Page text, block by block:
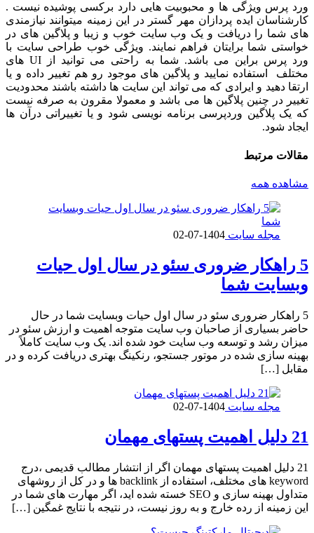
ورد پرس ویژگی ها و محبوبیت هایی دارد برکسی پوشیده نیست .
کارشناسان ایده پردازان مهر گستر در این زمینه میتوانند نیازمندی
های شما را دریافت و یک وب سایت خوب و زیبا و پلاگین های در
خواستی شما برایتان فراهم نمایند. ویژگی خوب طراحی سایت با
ورد پرس براین می باشد. شما به راحتی می توانید از UI های
مختلف استفاده نمایید و پلاگین های موجود رو هم تغییر داده و یا
ارتقا دهید و ایرادی که می تواند این سایت ها داشته باشند محدودیت
تغییر در چنین پلاگین ها می باشد و معمولا مقرون به صرفه نیست
که یک پلاگین وردپرسی برنامه نویسی شود و یا تغییراتی درآن ها
ایجاد شود.
مقالات مرتبط
مشاهده همه
مجله سایت 1404-07-02
5 راهکار ضروری سئو در سال اول حیات
وبسایت شما
5 راهکار ضروری سئو در سال اول حیات وبسایت شما در حال
حاضر بسیاری از صاحبان وب سایت متوجه اهمیت و ارزش سئو در
میزان رشد و توسعه وب سایت خود شده اند. یک وب سایت کاملاً
بهینه سازی شده در موتور جستجو، رنکینگ بهتری دریافت کرده و در
مقابل […]
مجله سایت 1404-07-02
21 دلیل اهمیت پستهای مهمان
21 دلیل اهمیت پستهای مهمان اگر از انتشار مطالب قدیمی ،درج
keyword های مختلف، استفاده از backlink ها و در کل از روشهای
متداول بهینه سازی و SEO خسته شده اید، اگر مهارت های شما در
این زمینه از رده خارج و به روز نیست، در نتیجه با نتایج غمگین […]